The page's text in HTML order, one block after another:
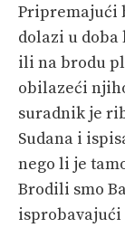
SHOP
Pripremajući
dolazi u
ili na brodu
obilazeći
suradnik je
Sudana i
nego li je
Brodili smo
isprobavajući